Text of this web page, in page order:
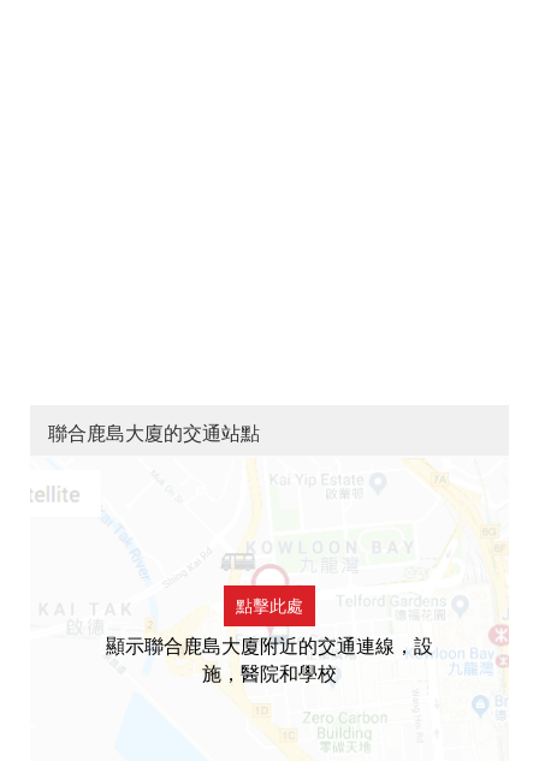
聯合鹿島大廈的交通站點
點擊此處
顯示聯合鹿島大廈附近的交通連線，設
施，醫院和學校